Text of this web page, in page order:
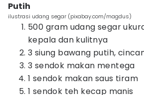
Putih
ilustrasi udang segar (pixabay.com/magdus)
500 gram udang segar
kepala dan kulitnya
3 siung bawang putih,
3 sendok makan mentega
1 sendok makan saus tiram
1 sendok teh kecap manis